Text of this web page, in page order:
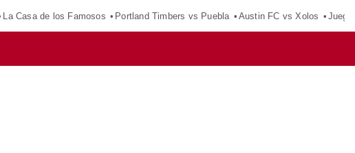
La Casa de los Famosos Portland Timbers vs Puebla Austin FC vs Xolos